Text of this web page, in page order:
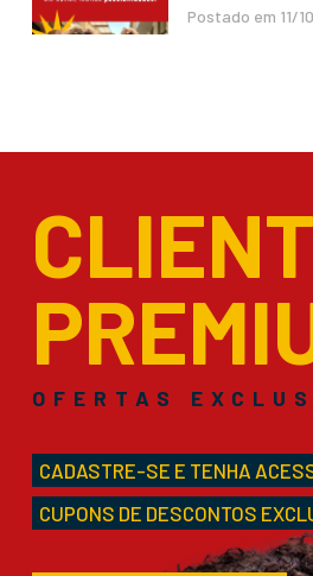
Postado em 11/
OFERTAS
CADASTRE-SE E TENHA
CUPONS DE DESCONTOS